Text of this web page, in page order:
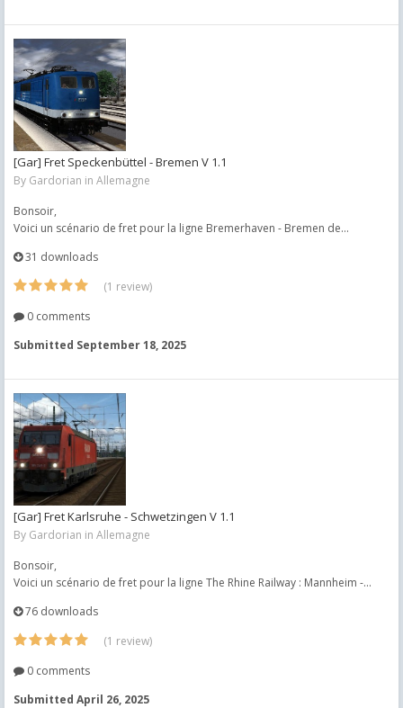
[Gar] Fret Speckenbüttel - Bremen V 1.1
By Gardorian in Allemagne
Bonsoir,
Voici un scénario de fret pour la ligne Bremerhaven - Bremen de...
31 downloads
(1 review)
0 comments
Submitted September 18, 2025
[Gar] Fret Karlsruhe - Schwetzingen V 1.1
By Gardorian in Allemagne
Bonsoir,
Voici un scénario de fret pour la ligne The Rhine Railway : Mannheim -...
76 downloads
(1 review)
0 comments
Submitted April 26, 2025